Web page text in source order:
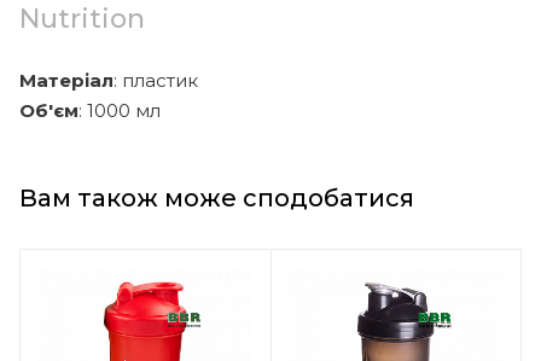
Nutrition
Матеріал: пластик
Об'єм: 1000 мл
Вам також може сподобатися